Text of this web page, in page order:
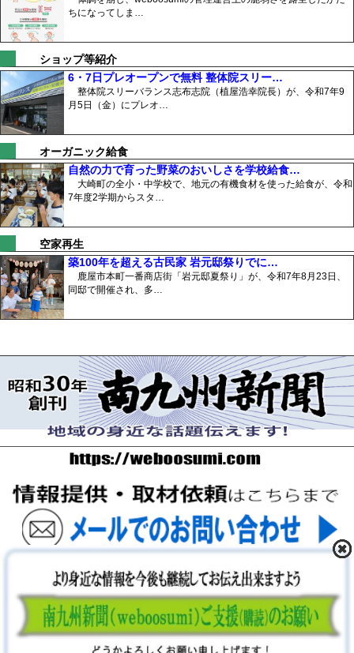
ちになってしま…
ショップ等紹介
6・7日プレオープンで無料 整体院スリー…
整体院スリーバランス志布志院（植屋浩幸院長）が、令和7年9
月5日（金）にプレオ…
オーガニック給食
自然の力で育った野菜のおいしさを学校給食…
大崎町の全小・中学校で、地元の有機食材を使った給食が、令和
7年度2学期からスタ…
空家再生
築100年を超える古民家 岩元邸祭りでに…
鹿屋市本町一番商店街「岩元邸夏祭り」が、令和7年8月23日、
同邸で開催され、多…
〒893-0061 鹿児島県鹿屋市上谷町9-5-5 FAX 0994-42-
3547